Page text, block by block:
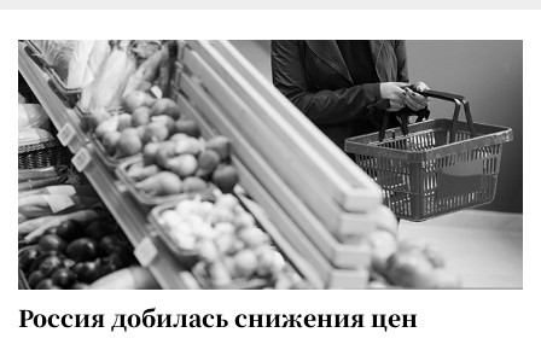
Россия добилась снижения цен